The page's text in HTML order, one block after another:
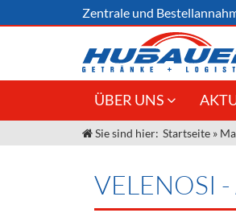
Zentrale und
ÜBER UNS
Jobs
Unser Team
Sie sind hier: Startseite »
VELENOSI